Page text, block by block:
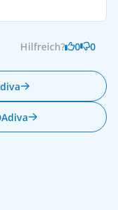
Hilfreich? 0 0